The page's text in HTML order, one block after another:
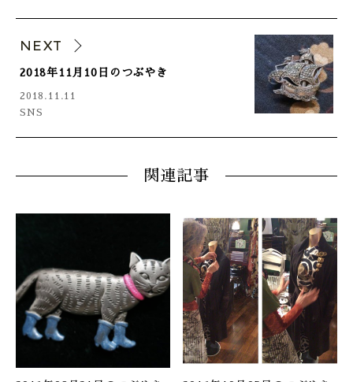
NEXT
2018年11月10日のつぶやき
2018.11.11
SNS
関連記事